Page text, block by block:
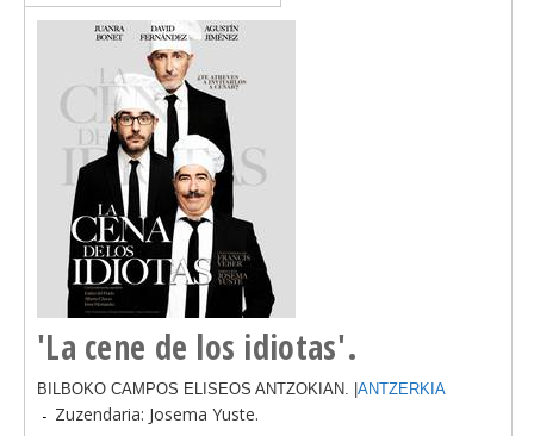
'La cene de los idiotas'.
BILBOKO CAMPOS ELISEOS ANTZOKIAN. | ANTZERKIA
Zuzendaria: Josema Yuste.